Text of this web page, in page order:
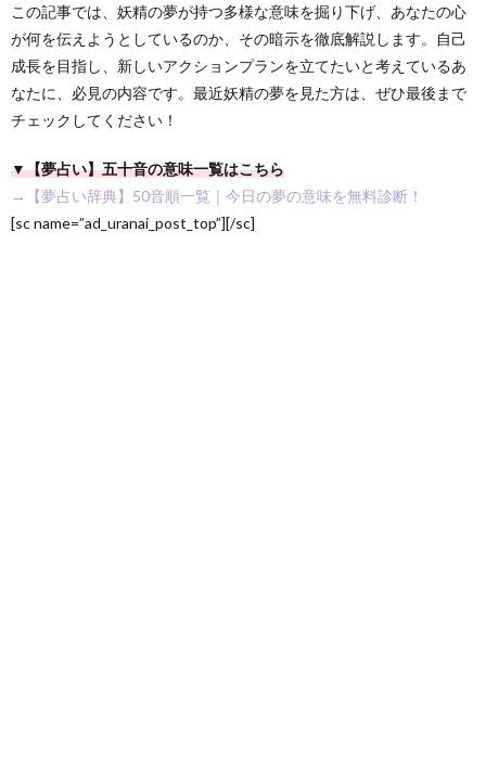
この記事では、妖精の夢が持つ多様な意味を掘り下げ、あなたの心
が何を伝えようとしているのか、その暗示を徹底解説します。自己
成長を目指し、新しいアクションプランを立てたいと考えているあ
なたに、必見の内容です。最近妖精の夢を見た方は、ぜひ最後まで
チェックしてください！
▼【夢占い】五十音の意味一覧はこちら
→【夢占い辞典】50音順一覧｜今日の夢の意味を無料診断！
[sc name=”ad_uranai_post_top”][/sc]